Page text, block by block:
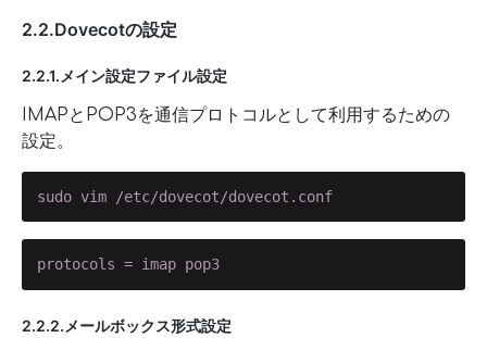
2.2.Dovecotの設定
2.2.1.メイン設定ファイル設定
IMAPとPOP3を通信プロトコルとして利用するための
設定。
sudo vim /etc/dovecot/dovecot.conf
protocols = imap pop3
2.2.2.メールボックス形式設定